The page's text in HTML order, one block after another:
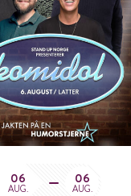
06
AUG.
06
AUG.